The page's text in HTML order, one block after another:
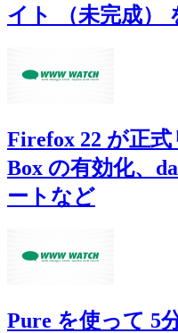
イト （未完成）
Firefox 22 が正式
Box の有効化、
ートなど
Pure を使って 5